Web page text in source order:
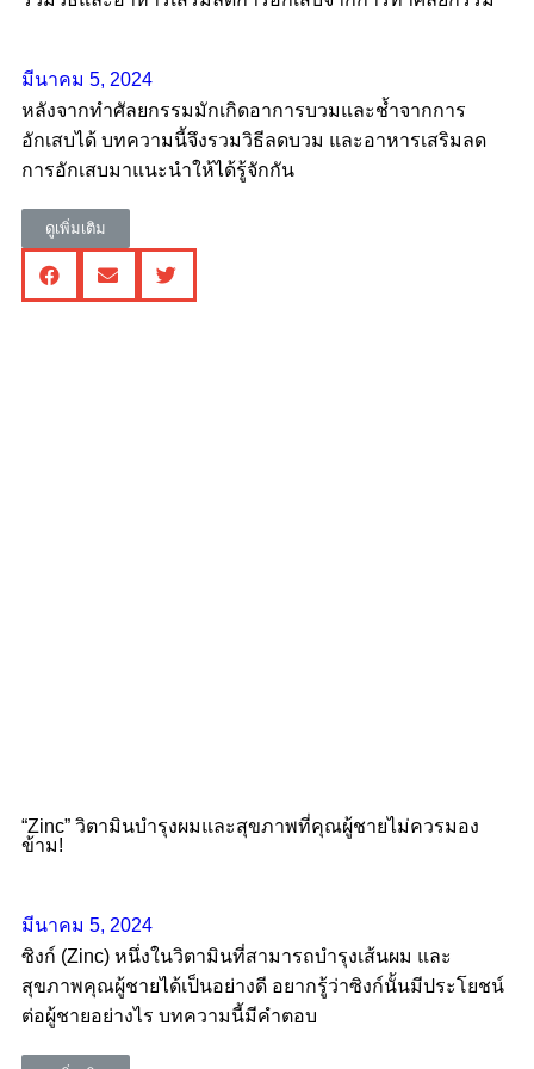
มีนาคม 5, 2024
หลังจากทำศัลยกรรมมักเกิดอาการบวมและช้ำจากการ
อักเสบได้ บทความนี้จึงรวมวิธีลดบวม และอาหารเสริมลด
การอักเสบมาแนะนำให้ได้รู้จักกัน
ดูเพิ่มเติม
“Zinc” วิตามินบำรุงผมและสุขภาพที่คุณผู้ชายไม่ควรมอง
ข้าม!
มีนาคม 5, 2024
ซิงก์ (Zinc) หนึ่งในวิตามินที่สามารถบำรุงเส้นผม และ
สุขภาพคุณผู้ชายได้เป็นอย่างดี อยากรู้ว่าซิงก์นั้นมีประโยชน์
ต่อผู้ชายอย่างไร บทความนี้มีคำตอบ